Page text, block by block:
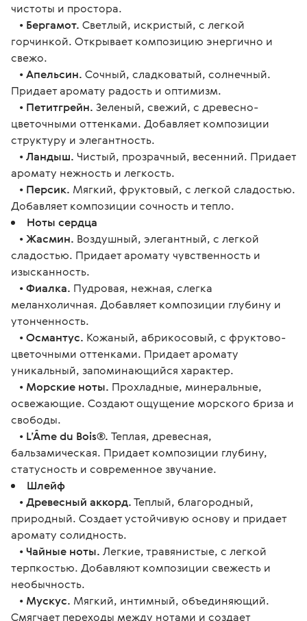
чистоты и простора.
• Бергамот. Светлый, искристый, с легкой
горчинкой. Открывает композицию энергично и
свежо.
•Апельсин. Сочный, сладковатый, солнечный.
Придает аромату радость и оптимизм.
• Петитгрейн. Зеленый, свежий, с древесно-
цветочными оттенками. Добавляет композиции
структуру и элегантность.
•Ландыш. Чистый, прозрачный, весенний. Придает
аромату нежность и легкость.
• Персик. Мягкий, фруктовый, с легкой сладостью.
Добавляет композиции сочность и тепло.
Ноты сердца
•Жасмин. Воздушный, элегантный, с легкой
сладостью. Придает аромату чувственность и
изысканность.
•Фиалка. Пудровая, нежная, слегка
меланхоличная. Добавляет композиции глубину и
утонченность.
•Османтус. Кожаный, абрикосовый, с фруктово-
цветочными оттенками. Придает аромату
уникальный, запоминающийся характер.
• Морские ноты. Прохладные, минеральные,
освежающие. Создают ощущение морского бриза и
свободы.
• L’Âme du Bois®. Теплая, древесная,
бальзамическая. Придает композиции глубину,
статусность и современное звучание.
Шлейф
•Древесный аккорд.Теплый, благородный,
природный. Создает устойчивую основу и придает
аромату солидность.
•Чайные ноты. Легкие, травянистые, с легкой
терпкостью. Добавляют композиции свежесть и
необычность.
• Мускус. Мягкий, интимный, объединяющий.
Смягчает переходы между нотами и создает